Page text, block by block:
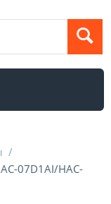
/
07D1AI/HAC-